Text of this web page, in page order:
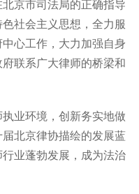
京市司法局的正确指导
社会主义思想，全力服
心工作，大力加强自身
联系广大律师的桥梁和
业环境，创新务实地做
北京律协描绘的发展蓝
业蓬勃发展，成为法治